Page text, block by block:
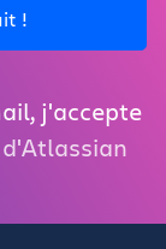
!
j'accepte